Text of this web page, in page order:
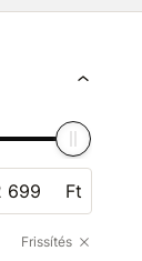
Ft
Frissítés